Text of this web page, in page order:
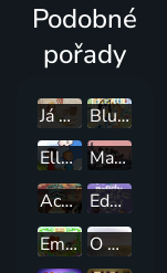
Podobné
pořady
Já Baryk
Bluey
Ella, Oskar a Hú
Malý medvídek Pompon
Ach, ten pokrok!
Eddie, připravit, jdem!
Emma a guru
O myšce a medvědovi